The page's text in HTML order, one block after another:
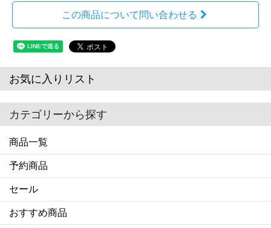
この商品について問い合わせる
お気に入りリスト
カテゴリーから探す
商品一覧
予約商品
セール
おすすめ商品